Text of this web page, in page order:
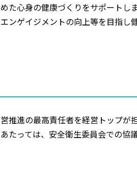
た心身の健康づくりをサポートし
ンゲイジメントの向上等を目指し
推進の最高責任者を経営トップが
たっては、安全衛生委員会での協